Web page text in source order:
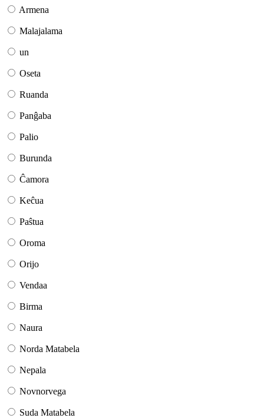
Armena
Malajalama
un
Oseta
Ruanda
Panĝaba
Palio
Burunda
Ĉamora
Keĉua
Paŝtua
Oroma
Orijo
Vendaa
Birma
Naura
Norda Matabela
Nepala
Novnorvega
Suda Matabela